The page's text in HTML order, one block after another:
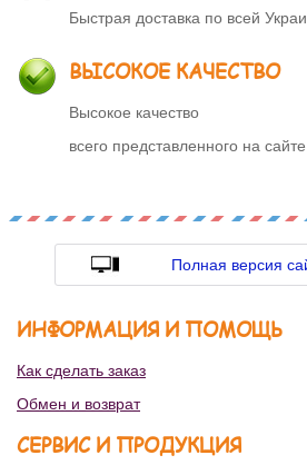
Быстрая доставка по всей
ВЫСОКОЕ КАЧЕСТВО
Высокое качество
всего представленного на
Полная версия
ИНФОРМАЦИЯ И ПОМОЩЬ
Как сделать заказ
Обмен и возврат
СЕРВИС И ПРОДУКЦИЯ